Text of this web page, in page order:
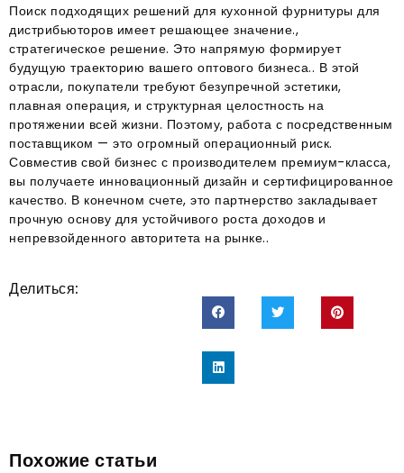
Поиск подходящих решений для кухонной фурнитуры для
дистрибьюторов имеет решающее значение.,
стратегическое решение. Это напрямую формирует
будущую траекторию вашего оптового бизнеса.. В этой
отрасли, покупатели требуют безупречной эстетики,
плавная операция, и структурная целостность на
протяжении всей жизни. Поэтому, работа с посредственным
поставщиком — это огромный операционный риск.
Совместив свой бизнес с производителем премиум-класса,
вы получаете инновационный дизайн и сертифицированное
качество. В конечном счете, это партнерство закладывает
прочную основу для устойчивого роста доходов и
непревзойденного авторитета на рынке..
Делиться:
Похожие статьи